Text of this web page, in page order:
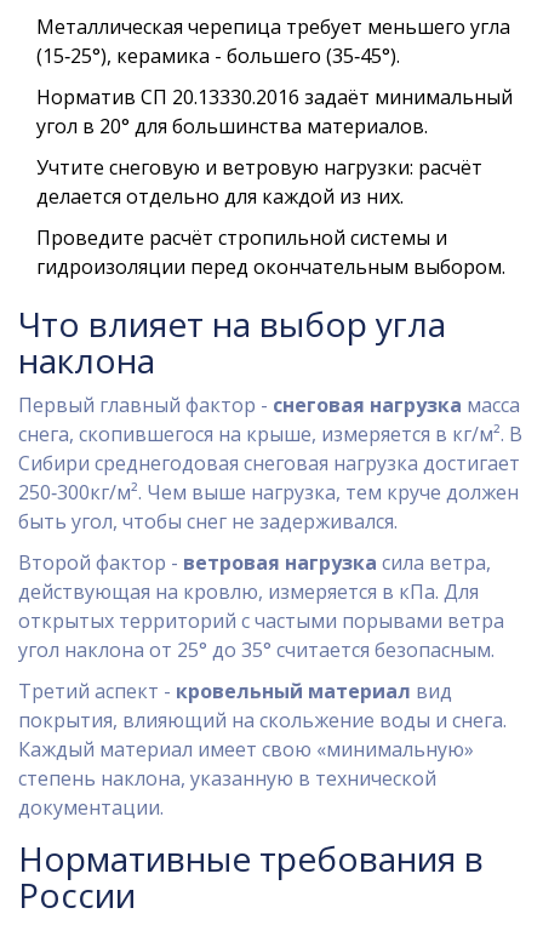
Металлическая черепица требует меньшего угла
(15‑25°), керамика - большего (35‑45°).
Норматив СП 20.13330.2016 задаёт минимальный
угол в 20° для большинства материалов.
Учтите снеговую и ветровую нагрузки: расчёт
делается отдельно для каждой из них.
Проведите расчёт стропильной системы и
гидроизоляции перед окончательным выбором.
Что влияет на выбор угла
наклона
Первый главный фактор - снеговая нагрузка масса
снега, скопившегося на крыше, измеряется в кг/м². В
Сибири среднегодовая снеговая нагрузка достигает
250‑300кг/м². Чем выше нагрузка, тем круче должен
быть угол, чтобы снег не задерживался.
Второй фактор - ветровая нагрузка сила ветра,
действующая на кровлю, измеряется в кПа. Для
открытых территорий с частыми порывами ветра
угол наклона от 25° до 35° считается безопасным.
Третий аспект - кровельный материал вид
покрытия, влияющий на скольжение воды и снега.
Каждый материал имеет свою «минимальную»
степень наклона, указанную в технической
документации.
Нормативные требования в
России